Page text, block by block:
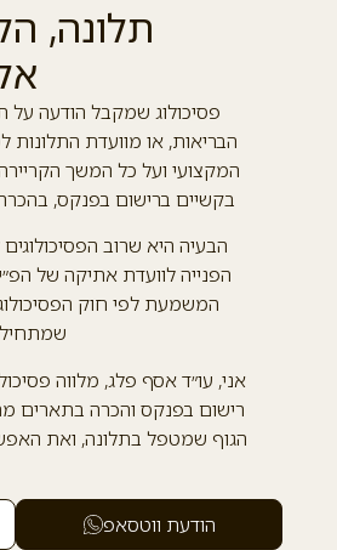
תלונה,
פסיכולוג שמקבל הודעה על
הבריאות, או מוועדת התלונות
המקצועי ועל כל המשך
בקשיים ברישום בפנקס,
הבעיה היא שרוב
הפנייה לוועדת אתיקה של
המשמעת לפי חוק
שמתחיל
אני, עו״ד אסף פלג, מלווה
רישום בפנקס והכרה בתארים
הגוף שמטפל בתלונה, ואת
הודעת ווטסאפ